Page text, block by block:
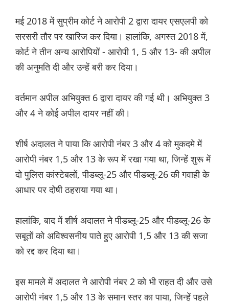
मई 2018 में सुप्रीम कोर्ट ने आरोपी 2 द्वारा दायर एसएलपी को
सरसरी तौर पर खारिज कर दिया। हालांकि, अगस्त 2018 में,
कोर्ट ने तीन अन्य आरोपियों - आरोपी 1, 5 और 13- की अपील
की अनुमति दी और उन्हें बरी कर दिया।
वर्तमान अपील अभियुक्त 6 द्वारा दायर की गई थी। अभियुक्त 3
और 4 ने कोई अपील दायर नहीं की।
शीर्ष अदालत ने पाया कि आरोपी नंबर 3 और 4 को मुकदमे में
आरोपी नंबर 1,5 और 13 के रूप में रखा गया था, जिन्हें शुरू में
दो पुलिस कांस्टेबलों, पीडब्लू-25 और पीडब्लू-26 की गवाही के
आधार पर दोषी ठहराया गया था।
हालांकि, बाद में शीर्ष अदालत ने पीडब्लू-25 और पीडब्लू-26 के
सबूतों को अविश्वसनीय पाते हुए आरोपी 1,5 और 13 की सजा
को रद्द कर दिया था।
इस मामले में अदालत ने आरोपी नंबर 2 को भी राहत दी और उसे
आरोपी नंबर 1,5 और 13 के समान स्तर का पाया, जिन्हें पहले